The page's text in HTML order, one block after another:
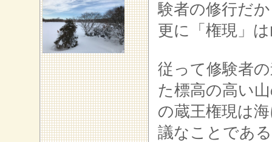
験者の修行だ
更に「権現」
従って修験者
た標高の高い
の蔵王権現は
議なことであ